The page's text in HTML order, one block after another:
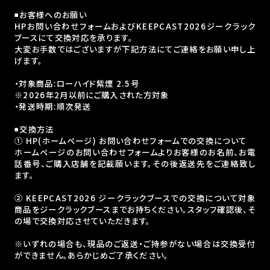
◾️お客様へのお願い
HPお問い合わせフォームおよびKEEPCAST2026ジークラック
ブースにて交換対応を承ります。
大変お手数ではございますが下記方法にてご連絡をお願い申し上
げます。
・対象商品:ローハイド紫煙 2.5号
※2026年2月以前にご購入された方対象
・発送時期:順次発送
◾️交換方法
① HP(ホームページ) お問い合わせフォームでの交換について
ホームページのお問い合わせフォームよりお客様のお名前、お電
話番号、ご購入店舗を記載願います。その後返送先をご連絡致し
ます。
② KEEPCAST2026 ジークラックブースでの交換について対象
商品をジークラックブースまでお持ちください。スタッフ確認後、そ
の場で交換対応させていただきます。
※いずれの場合も、現品のご返送・ご持参がない場合は交換受付
ができません。あらかじめご了承ください。